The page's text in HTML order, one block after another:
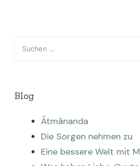
Suchen
nach:
Blog
Ātmānanda
Die Sorgen nehmen zu
Eine bessere Welt mit